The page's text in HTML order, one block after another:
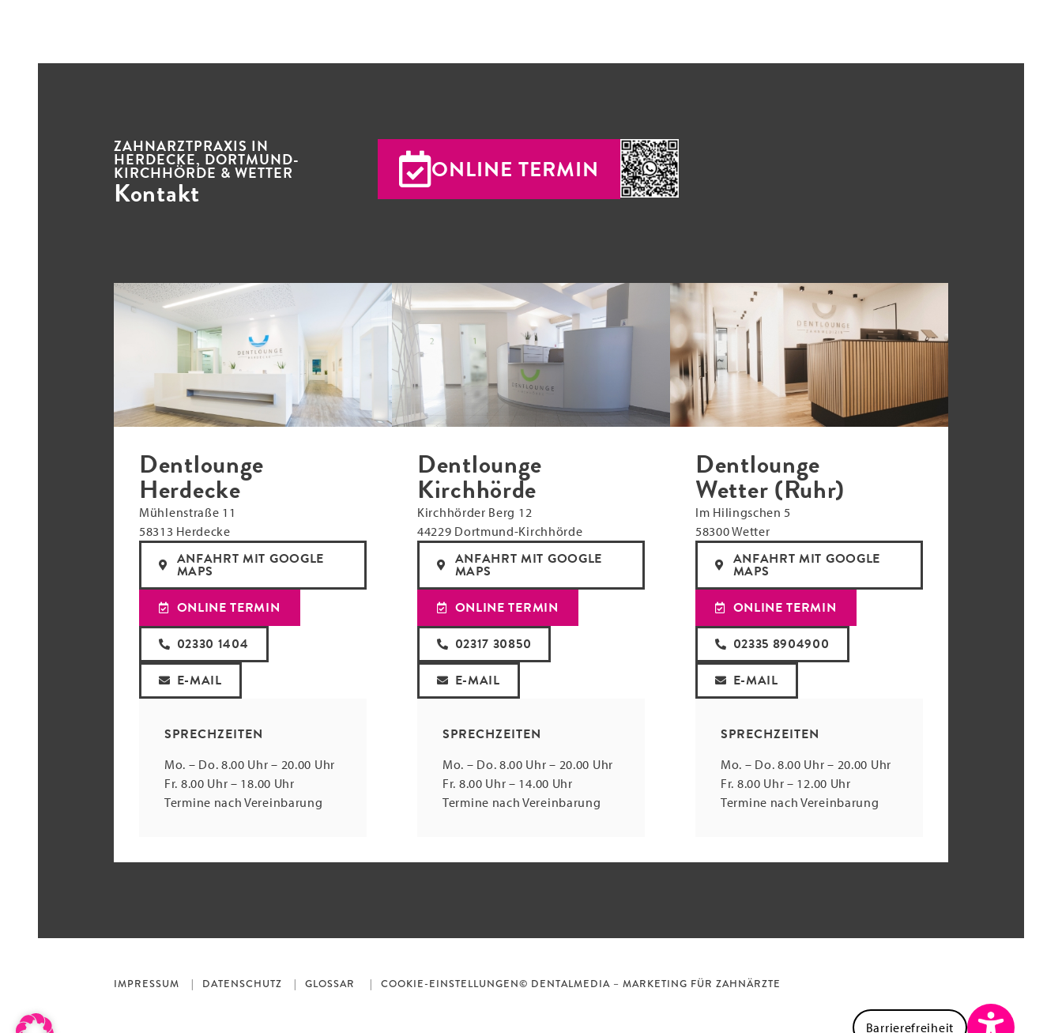
ZAHNARZTPRAXIS IN
HERDECKE, DORTMUND-
KIRCHHÖRDE & WETTER
Kontakt
ONLINE TERMIN
Dentlounge
Herdecke
Mühlenstraße 11
58313 Herdecke
ANFAHRT MIT GOOGLE
MAPS
ONLINE TERMIN
02330 1404
E-MAIL
SPRECHZEITEN
Mo. – Do. 8.00 Uhr – 20.00 Uhr
Fr. 8.00 Uhr – 18.00 Uhr
Termine nach Vereinbarung
Dentlounge
Kirchhörde
Kirchhörder Berg 12
44229 Dortmund-Kirchhörde
ANFAHRT MIT GOOGLE
MAPS
ONLINE TERMIN
02317 30850
E-MAIL
SPRECHZEITEN
Mo. – Do. 8.00 Uhr – 20.00 Uhr
Fr. 8.00 Uhr – 14.00 Uhr
Termine nach Vereinbarung
Dentlounge
Wetter (Ruhr)
Im Hilingschen 5
58300 Wetter
ANFAHRT MIT GOOGLE
MAPS
ONLINE TERMIN
02335 8904900
E-MAIL
SPRECHZEITEN
Mo. – Do. 8.00 Uhr – 20.00 Uhr
Fr. 8.00 Uhr – 12.00 Uhr
Termine nach Vereinbarung
IMPRESSUM DATENSCHUTZ GLOSSAR COOKIE-EINSTELLUNGEN© DENTALMEDIA – MARKETING FÜR ZAHNÄRZTE
Barrierefreiheit